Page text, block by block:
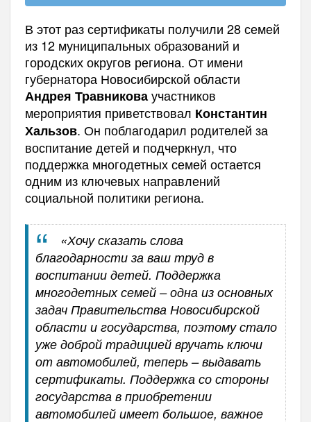
В этот раз сертификаты получили 28 семей
из 12 муниципальных образований и
городских округов региона. От имени
губернатора Новосибирской области
Андрея Травниковаучастников
мероприятия приветствовал Константин
Хальзов. Он поблагодарил родителей за
воспитание детей и подчеркнул, что
поддержка многодетных семей остается
одним из ключевых направлений
социальной политики региона.
«Хочу сказать слова
благодарности за ваш труд в
воспитании детей. Поддержка
многодетных семей – одна из основных
задач Правительства Новосибирской
области и государства, поэтому стало
уже доброй традицией вручать ключи
от автомобилей, теперь – выдавать
сертификаты. Поддержка со стороны
государства в приобретении
автомобилей имеет большое, важное